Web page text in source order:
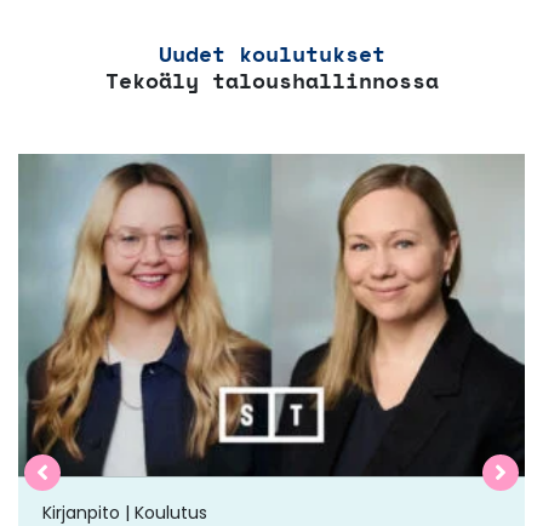
Uudet koulutukset
Tekoäly taloushallinnossa
Kirjanpito | Koulutus
tuotteella
useampi
muunnelma.
Voit
tehdä
valinnat
tuotteen
sivulla.